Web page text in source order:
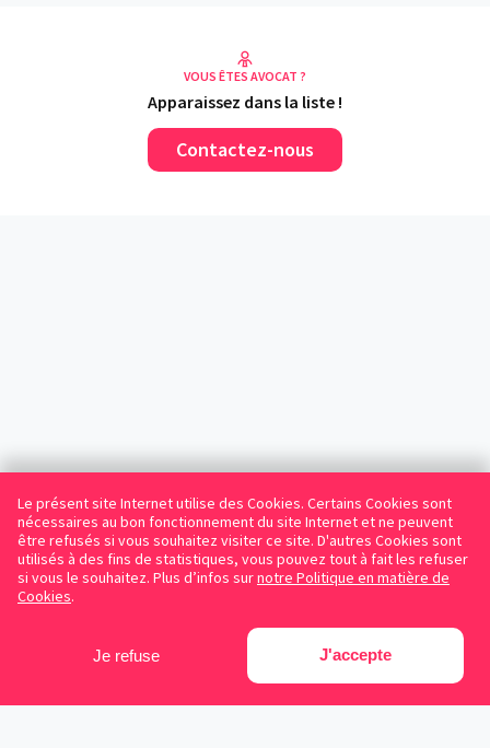
Le présent site Internet utilise des Cookies. Certains Cookies sont
nécessaires au bon fonctionnement du site Internet et ne peuvent
être refusés si vous souhaitez visiter ce site. D'autres Cookies sont
utilisés à des fins de statistiques, vous pouvez tout à fait les refuser
si vous le souhaitez. Plus d’infos surnotre Politique en matière de
Cookies.
Je refuse J'accepte
VOUS ÊTES AVOCAT ?
Apparaissez dans la liste !
Contactez-nous